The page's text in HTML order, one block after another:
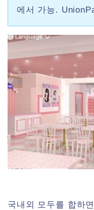
에서 가능.
국내외 모두를 합하